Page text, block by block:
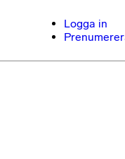
Logga in